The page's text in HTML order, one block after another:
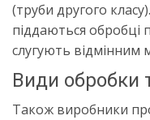
(труби другого
піддаються обробці
слугують відмінним
Види обробки
Також виробники